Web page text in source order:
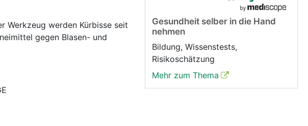
Werkzeug werden Kürbisse seit
gegen Blasen- und
Gesundheit selber in die Hand
nehmen
Bildung, Wissenstests,
Risikoschätzung
Mehr zum Thema